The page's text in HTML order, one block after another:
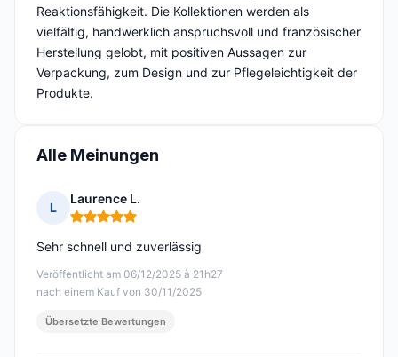
Reaktionsfähigkeit. Die Kollektionen werden als
vielfältig, handwerklich anspruchsvoll und französischer
Herstellung gelobt, mit positiven Aussagen zur
Verpackung, zum Design und zur Pflegeleichtigkeit der
Produkte.
Alle Meinungen
L
Laurence L.
Hinweis: 5 von 5
Veröffentlicht am 06/12/2025 à 21h27
nach einem Kauf von 30/11/2025
Sehr schnell und zuverlässig
Übersetzte Bewertungen